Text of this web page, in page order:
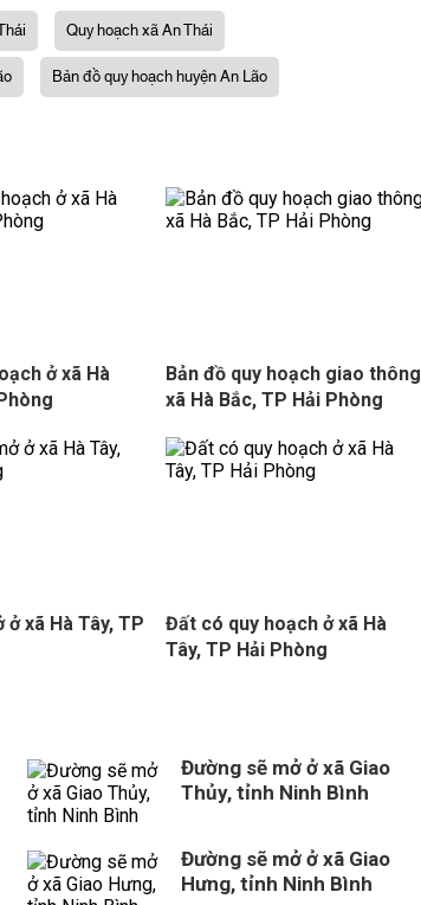
Quy hoạch xã An Thái
Bản đồ quy hoạch huyện An Lão
ở xã Hà
Bản đồ quy hoạch giao thông
xã Hà Bắc, TP Hải Phòng
xã Hà Tây, TP
Đất có quy hoạch ở xã Hà
Tây, TP Hải Phòng
Đường sẽ mở ở xã Giao
Thủy, tỉnh Ninh Bình
Đường sẽ mở ở xã Giao
Hưng, tỉnh Ninh Bình